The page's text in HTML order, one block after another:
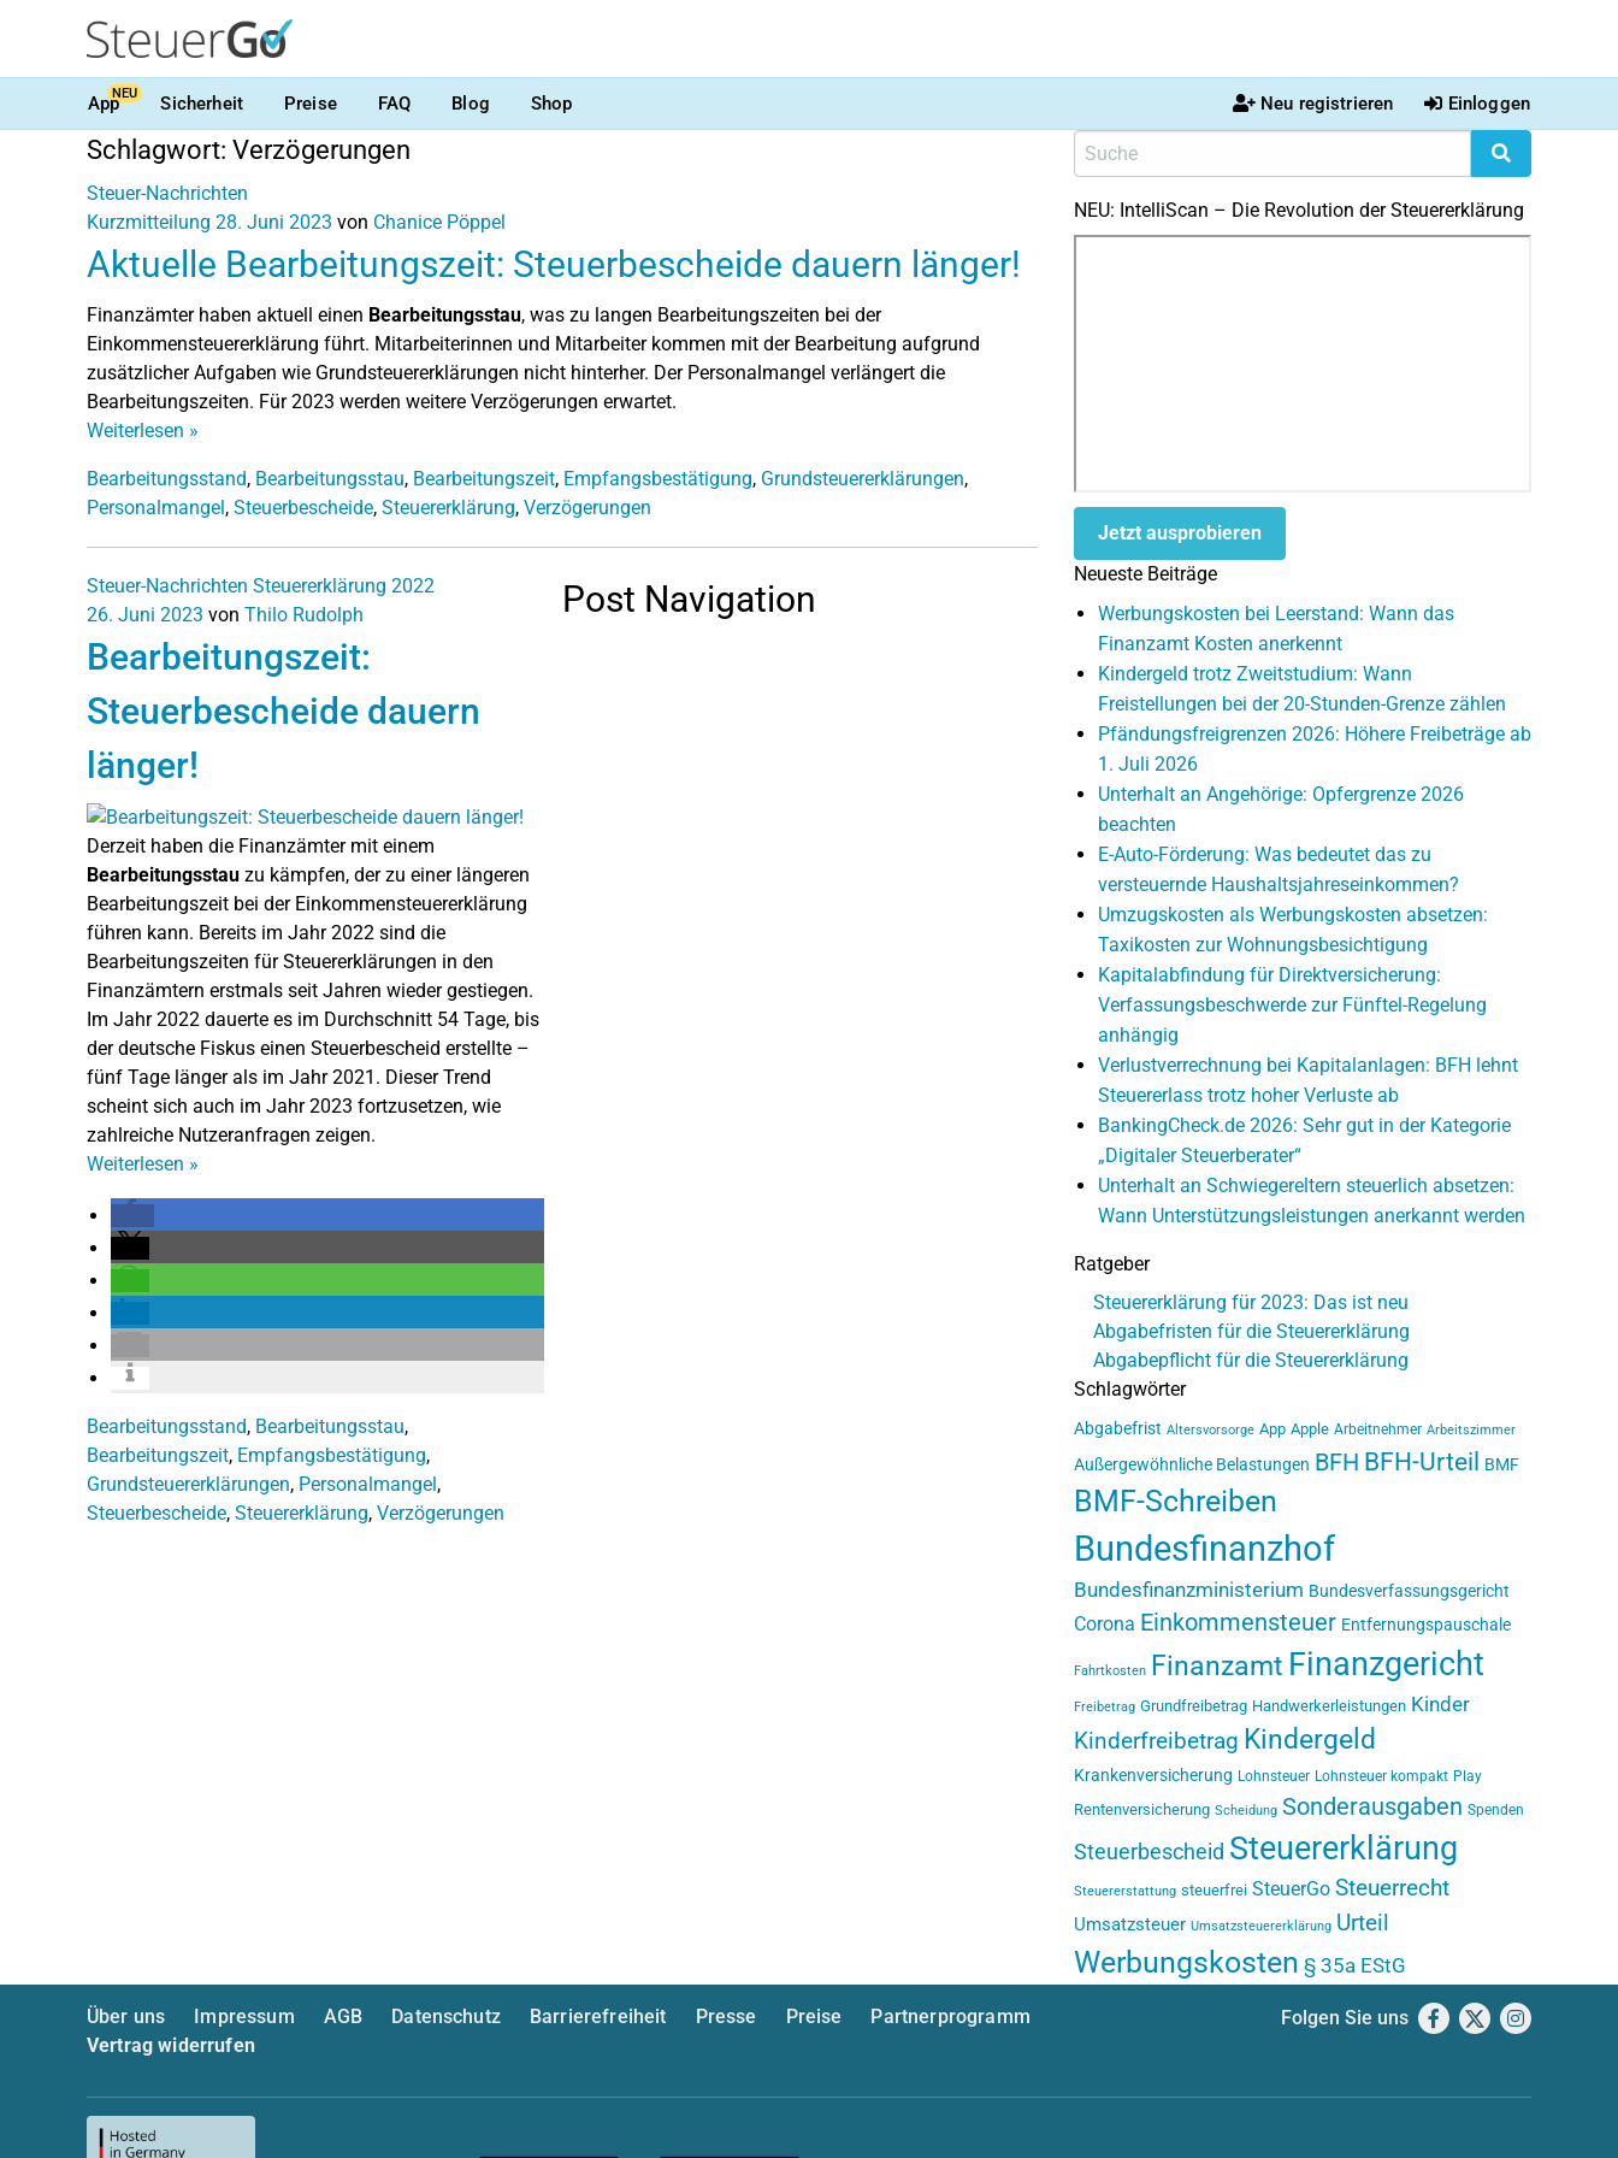
AppNEU Sicherheit Preise FAQ Blog Shop Neu registrieren Einloggen
Schlagwort: Verzögerungen
Steuer-Nachrichten
Kurzmitteilung 28. Juni 2023 von Chanice Pöppel
Aktuelle Bearbeitungszeit: Steuerbescheide dauern länger!
Finanzämter haben aktuell einen Bearbeitungsstau, was zu langen Bearbeitungszeiten bei der
Einkommensteuererklärung führt. Mitarbeiterinnen und Mitarbeiter kommen mit der Bearbeitung aufgrund
zusätzlicher Aufgaben wie Grundsteuererklärungen nicht hinterher. Der Personalmangel verlängert die
Bearbeitungszeiten. Für 2023 werden weitere Verzögerungen erwartet.
Weiterlesen »
Bearbeitungsstand, Bearbeitungsstau, Bearbeitungszeit, Empfangsbestätigung, Grundsteuererklärungen,
Personalmangel, Steuerbescheide, Steuererklärung, Verzögerungen
Steuer-Nachrichten Steuererklärung 2022
26. Juni 2023 von Thilo Rudolph
Bearbeitungszeit:
Steuerbescheide dauern
länger!
Derzeit haben die Finanzämter mit einem
Bearbeitungsstau zu kämpfen, der zu einer längeren
Bearbeitungszeit bei der Einkommensteuererklärung
führen kann. Bereits im Jahr 2022 sind die
Bearbeitungszeiten für Steuererklärungen in den
Finanzämtern erstmals seit Jahren wieder gestiegen.
Im Jahr 2022 dauerte es im Durchschnitt 54 Tage, bis
der deutsche Fiskus einen Steuerbescheid erstellte –
fünf Tage länger als im Jahr 2021. Dieser Trend
scheint sich auch im Jahr 2023 fortzusetzen, wie
zahlreiche Nutzeranfragen zeigen.
Weiterlesen »
Bearbeitungsstand, Bearbeitungsstau,
Bearbeitungszeit, Empfangsbestätigung,
Grundsteuererklärungen, Personalmangel,
Steuerbescheide, Steuererklärung, Verzögerungen
Post Navigation
NEU: IntelliScan – Die Revolution der Steuererklärung
Jetzt ausprobieren
Neueste Beiträge
Werbungskosten bei Leerstand: Wann das
Finanzamt Kosten anerkennt
Kindergeld trotz Zweitstudium: Wann
Freistellungen bei der 20-Stunden-Grenze zählen
Pfändungsfreigrenzen 2026: Höhere Freibeträge ab
1. Juli 2026
Unterhalt an Angehörige: Opfergrenze 2026
beachten
E-Auto-Förderung: Was bedeutet das zu
versteuernde Haushaltsjahreseinkommen?
Umzugskosten als Werbungskosten absetzen:
Taxikosten zur Wohnungsbesichtigung
Kapitalabfindung für Direktversicherung:
Verfassungsbeschwerde zur Fünftel-Regelung
anhängig
Verlustverrechnung bei Kapitalanlagen: BFH lehnt
Steuererlass trotz hoher Verluste ab
BankingCheck.de 2026: Sehr gut in der Kategorie
„Digitaler Steuerberater“
Unterhalt an Schwiegereltern steuerlich absetzen:
Wann Unterstützungsleistungen anerkannt werden
Ratgeber
Steuererklärung für 2023: Das ist neu
Abgabefristen für die Steuererklärung
Abgabepflicht für die Steuererklärung
Schlagwörter
Abgabefrist Altersvorsorge App Apple Arbeitnehmer Arbeitszimmer
Außergewöhnliche Belastungen BFH BFH-Urteil BMF
BMF-Schreiben
Bundesfinanzhof
Bundesfinanzministerium Bundesverfassungsgericht
Corona Einkommensteuer Entfernungspauschale
Fahrtkosten Finanzamt Finanzgericht
Freibetrag Grundfreibetrag Handwerkerleistungen Kinder
Kinderfreibetrag Kindergeld
Krankenversicherung Lohnsteuer Lohnsteuer kompakt Play
Rentenversicherung Scheidung Sonderausgaben Spenden
Steuerbescheid Steuererklärung
Steuererstattung steuerfrei SteuerGo Steuerrecht
Umsatzsteuer Umsatzsteuererklärung Urteil
Werbungskosten § 35a EStG
Über uns Impressum AGB Datenschutz Barrierefreiheit Presse Preise
Partnerprogramm
Vertrag widerrufen
Folgen Sie uns Facebook
X Instagram